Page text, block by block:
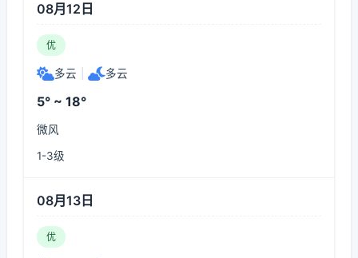
08月12日
优
多云 多云
5° ~ 18°
微风
1-3级
08月13日
优